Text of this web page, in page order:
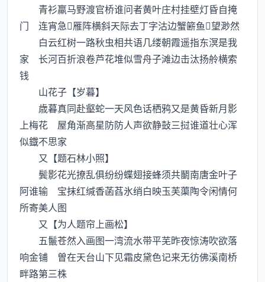
青衫羸马野渡官桥谁问者黄叶庄村挂壁灯昏自掩
门 连宵急雁阵横斜天际去丁字沽边蟹簖鱼望渺然
白云红树一路秋虫相共语几缕朝霞遥指东溟是我
家 长河百折浪卷芦花堆似雪舟子滩边击汰扬舲横索
钱
山花子【岁暮】
歳暮真同赴壑蛇一天风色话栖鸦又是黄昏新月影
上梅花 屋角渐高星防防人声欲静鼔三挝谁道壮心浑
似鐡不思家
又【题石林小照】
鬓影花光撩乱俱纷纷蝶翅接蜂须共鬭南唐金叶子
阿谁输 宝抹红缄香菡萏氷绡白映玉芙蕖陶令闲情何
所寄美人图
又【为人题帘上画松】
五鬛苍然入画图一湾流水带平芜昨夜惊涛吹欲落
响金铺 曽在天台山下见霜皮黛色记来无彷佛溪南桥
畔路第三株